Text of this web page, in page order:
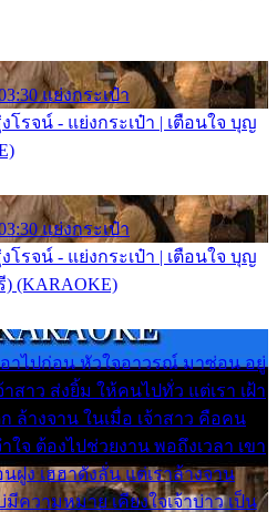
แย่งกระเป๋า
โรจน์ - แย่งกระเป๋า | เตือนใจ บุญ
แย่งกระเป๋า
โรจน์ - แย่งกระเป๋า | เตือนใจ บุญ
(KARAOKE)
อาไปก่อน หัวใจอาวรณ์ มาซ่อน อยู่
สาว ส่งยิ้ม ให้คนไปทั่ว แต่เรา เฝ้า
ล้างจาน ในเมื่อ เจ้าสาว คือคน
จ ต้องไปช่วยงาน พอถึงเวลา เขา
ฝูง เฮฮาดังลั่น แต่เราล้างจาน
ความหมาย เคียงใจเจ้าบ่าว เป็น